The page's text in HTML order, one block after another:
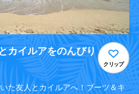
カイルアをのんびり
クリップ
た友人とカイルアへ！ブーツ＆キ